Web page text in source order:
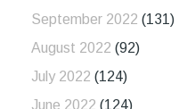
September 2022 (131)
August 2022 (92)
July 2022 (124)
June 2022 (124)